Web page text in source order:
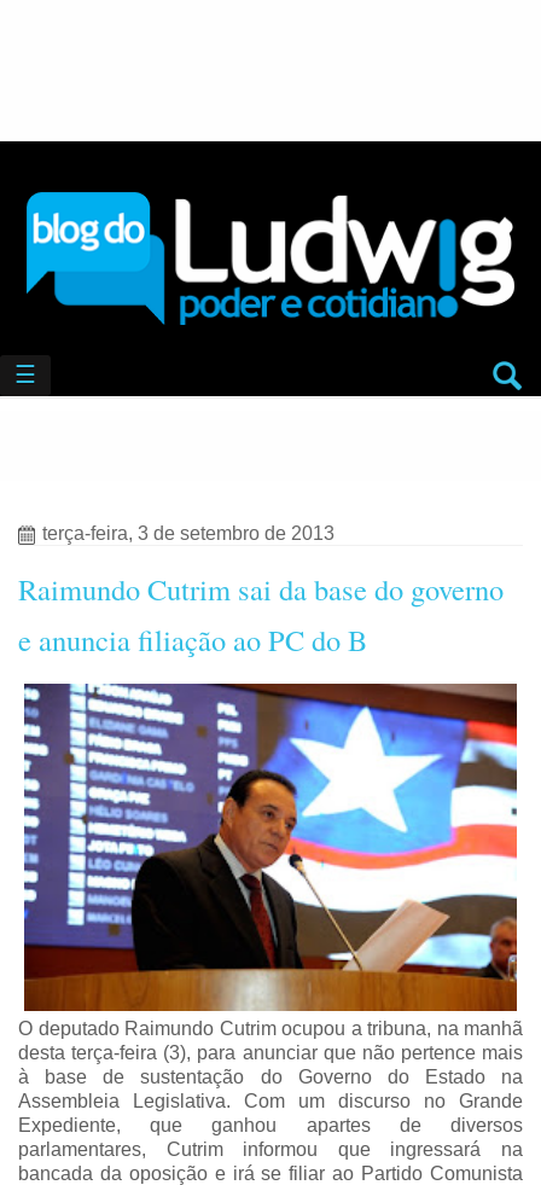
☰
terça-feira, 3 de setembro de 2013
Raimundo Cutrim sai da base do governo
e anuncia filiação ao PC do B
O deputado Raimundo Cutrim ocupou a tribuna, na manhã
desta terça-feira (3), para anunciar que não pertence mais
à base de sustentação do Governo do Estado na
Assembleia Legislativa. Com um discurso no Grande
Expediente, que ganhou apartes de diversos
parlamentares, Cutrim informou que ingressará na
bancada da oposição e irá se filiar ao Partido Comunista